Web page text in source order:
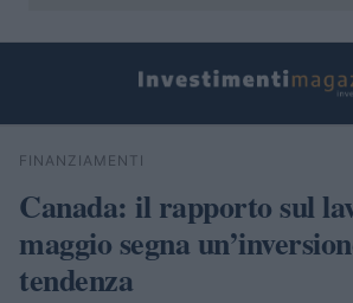
Cerca
FINANZIAMENTI
Canada: il rapporto sul
maggio segna
tendenza